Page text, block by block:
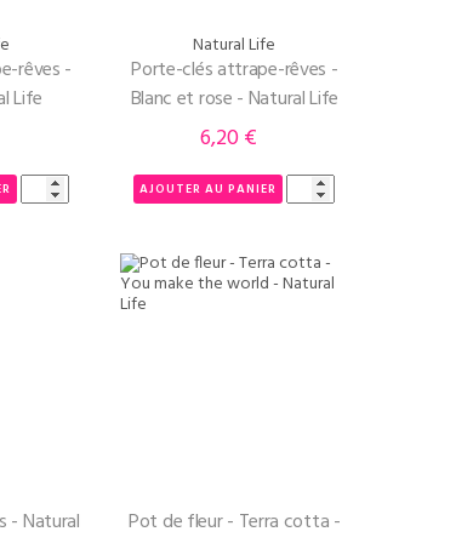
rêves -
Life
Natural Life
Porte-clés attrape-rêves -
Blanc et rose - Natural Life
Prix
6,20 €
AJOUTER AU PANIER
- Natural
Pot de fleur - Terra cotta -